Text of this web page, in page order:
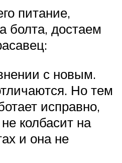
питание,
болта, достаем
с новым.
Но тем
исправно,
колбасит на
и она не